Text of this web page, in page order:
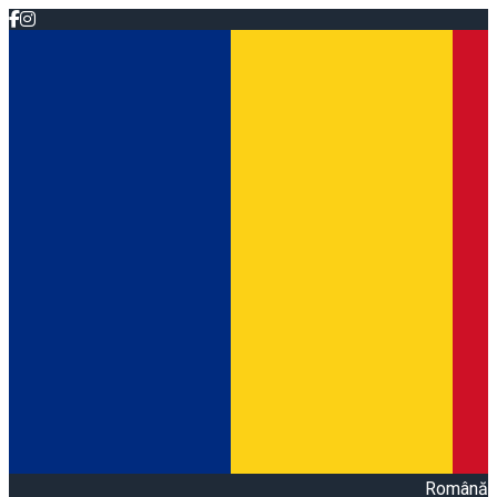
Română